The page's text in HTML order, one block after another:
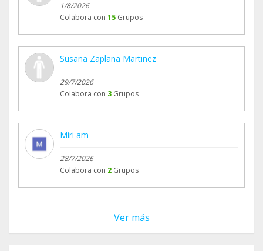
1/8/2026
Colabora con 15 Grupos
Susana Zaplana Martinez
29/7/2026
Colabora con 3 Grupos
Miri am
28/7/2026
Colabora con 2 Grupos
Ver más